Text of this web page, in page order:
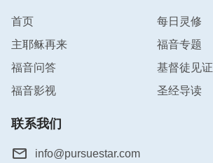
首页
每日灵修
主耶稣再来
福音专题
福音问答
基督徒见证
福音影视
圣经导读
联系我们
info@pursuestar.com